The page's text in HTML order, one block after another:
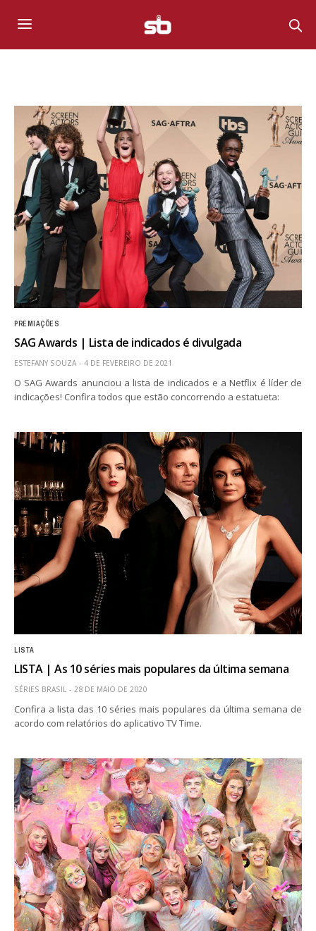
PREMIAÇÕES
SAG Awards | Lista de indicados é divulgada
ESTEFANY SOUZA 4 DE FEVEREIRO DE 2021
O SAG Awards anunciou a lista de indicados e a Netflix é líder de
indicações! Confira todos que estão concorrendo a estatueta:
LISTA
LISTA | As 10 séries mais populares da última semana
SÉRIES BRASIL 28 DE MAIO DE 2020
Confira a lista das 10 séries mais populares da última semana de
acordo com relatórios do aplicativo TV Time.